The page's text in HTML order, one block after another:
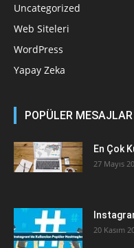
Uncategorized
Web Siteleri
WordPress
Yapay Zeka
POPÜLER MESAJLAR
En Çok
27 Mayıs
20 Kasım